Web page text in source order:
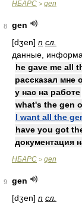
НБАРС > gen
8
gen
[dʒen] n сл.
данные,
he gave me all
рассказал мне
у нас на работе
what's the gen
I want all the
have you got
документация
НБАРС > gen
9
gen
[dʒen] n сл.